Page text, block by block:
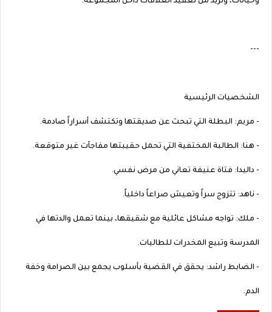
---
الشخصيات الرئيسية
- مريم: البطلة التي تبحث عن صديقتها وتكتشف أسراراً صادمة.
- هنا: الطالبة المختفية التي تحمل حقيبتها مفاجآت غير متوقعة.
- داليدا: فتاة عنيفة تعاني من مرض نفسي.
- ناهد: تتزوج سراً وتعيش صراعاً داخلياً.
- ملك: تواجه مشاكل عائلية مع شقيقها، بينما تعمل والدتها في
المدرسة وتبيع المخدرات للطالبات.
- الضابط راشد: يحقق في القضية بأسلوب يجمع بين الصرامة وخفة
الدم.